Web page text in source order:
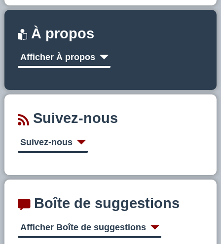
À propos
Afficher À propos
Suivez-nous
Suivez-nous
Boîte de suggestions
Afficher Boîte de suggestions